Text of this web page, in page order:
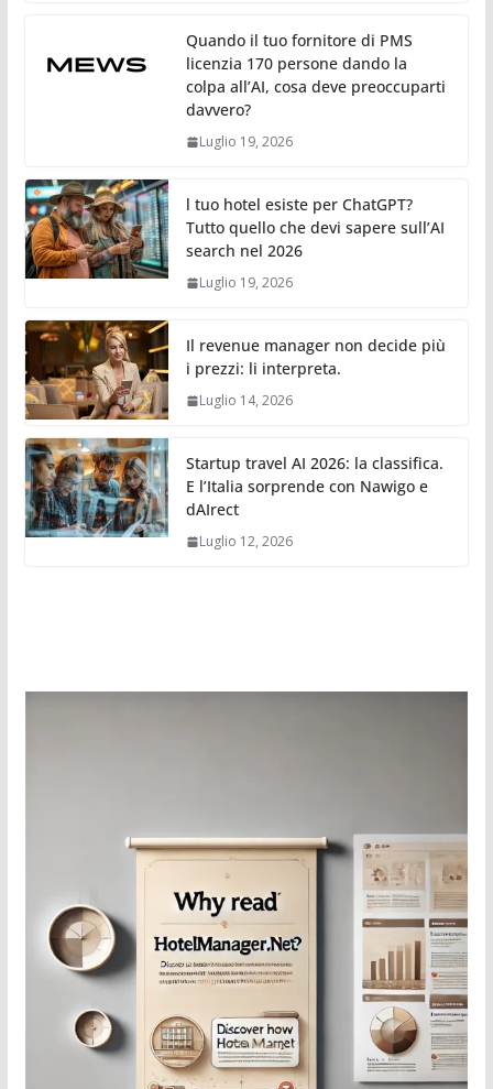
Quando il tuo fornitore di PMS
licenzia 170 persone dando la
colpa all’AI, cosa deve preoccuparti
davvero?
Luglio 19, 2026
l tuo hotel esiste per ChatGPT?
Tutto quello che devi sapere sull’AI
search nel 2026
Luglio 19, 2026
Il revenue manager non decide più
i prezzi: li interpreta.
Luglio 14, 2026
Startup travel AI 2026: la classifica.
E l’Italia sorprende con Nawigo e
dAIrect
Luglio 12, 2026